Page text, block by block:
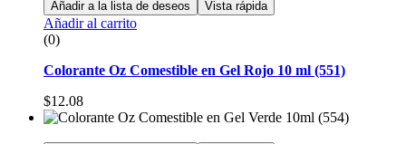
Añadir a la lista de deseos Vista rápida
Añadir al carrito
(0)
Colorante Oz Comestible en Gel Rojo 10 ml (551)
$12.08